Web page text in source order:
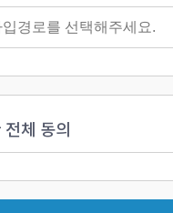
전체 동의